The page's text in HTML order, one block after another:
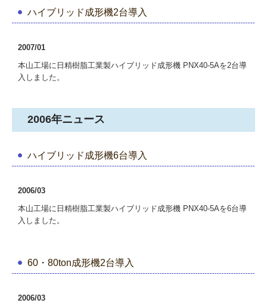
ハイブリッド成形機2台導入
2007/01
本山工場に日精樹脂工業製ハイブリッド成形機 PNX40-5Aを2台導
入しました。
2006年ニュース
ハイブリッド成形機6台導入
2006/03
本山工場に日精樹脂工業製ハイブリッド成形機 PNX40-5Aを6台導
入しました。
60・80ton成形機2台導入
2006/03